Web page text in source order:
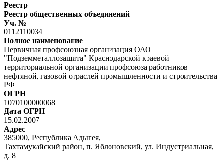
Реестр
Реестр общественных объединений
Уч. №
0112110034
Полное наименование
Первичная профсоюзная организация ОАО
"Подземметаллозащита" Краснодарской краевой
территориальной организации профсоюза работников
нефтяной, газовой отраслей промышленности и строительства
РФ
ОГРН
1070100000068
Дата ОГРН
15.02.2007
Адрес
385000, Республика Адыгея,
Тахтамукайский район, п. Яблоновский, ул. Индустриальная,
д. 8